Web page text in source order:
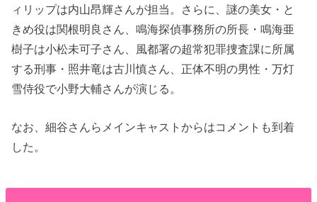
ィリップは内山昂輝さんが担当。さらに、謎の美女・と
きめ役は関根明良さん、鳴海探偵事務所の所長・鳴海亜
樹子は小松未可子さん、風都署の超常犯罪捜査課に所属
する刑事・照井竜は古川慎さん、正体不明の男性・万灯
雪侍役で小野大輔さんが演じる。
なお、細谷さんらメインキャストからはコメントも到着
した。